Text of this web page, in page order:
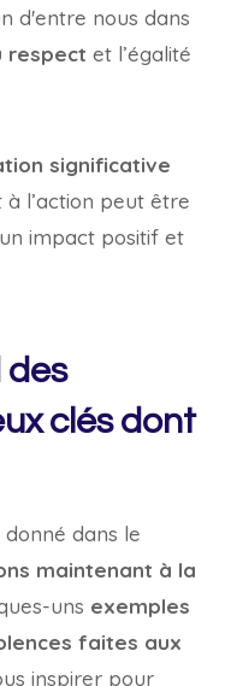
d'entre nous dans
respect et l’égalité
significative
l’action peut être
impact positif et
des
clés dont
dans le
maintenant à la
uns exemples
faites aux
inspirer pour